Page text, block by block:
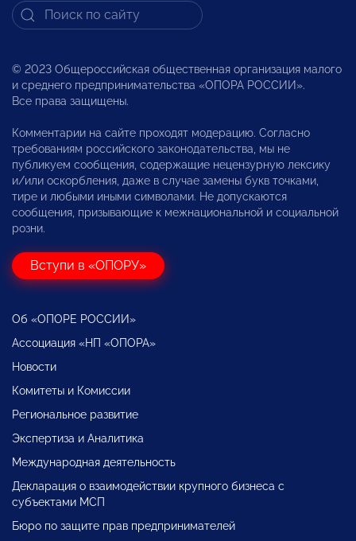
© 2023 Общероссийская общественная организация малого
и среднего предпринимательства «ОПОРА РОССИИ».
Все права защищены.
Комментарии на сайте проходят модерацию. Согласно
требованиям российского законодательства, мы не
публикуем сообщения, содержащие нецензурную лексику
и/или оскорбления, даже в случае замены букв точками,
тире и любыми иными символами. Не допускаются
сообщения, призывающие к межнациональной и социальной
розни.
Вступи в «ОПОРУ»
Об «ОПОРЕ РОССИИ»
Ассоциация «НП «ОПОРА»
Новости
Комитеты и Комиссии
Региональное развитие
Экспертиза и Аналитика
Международная деятельность
Декларация о взаимодействии крупного бизнеса с
субъектами МСП
Бюро по защите прав предпринимателей